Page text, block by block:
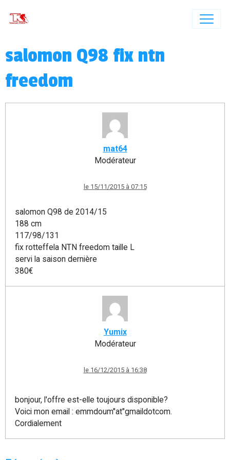
salomon Q98 fix ntn
freedom
mat64
Modérateur
le 15/11/2015 à 07:15
salomon Q98 de 2014/15
188 cm
117/98/131
fix rotteffela NTN freedom taille L
servi la saison dernière
380€
Yumix
Modérateur
le 16/12/2015 à 16:38
bonjour, l'offre est-elle toujours disponible?
Voici mon email : emmdoum"at"gmaildotcom.
Cordialement